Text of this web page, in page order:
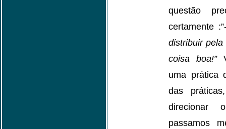
questão
certamente
distribuir
coisa boa!”
uma prática
das
direcionar
passamos